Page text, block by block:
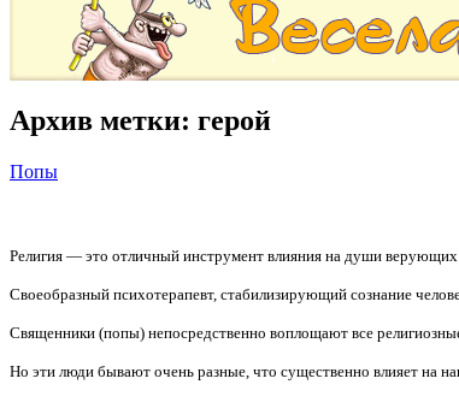
Архив метки: герой
Попы
Религия — это отличный инструмент влияния на души
Своеобразный психотерапевт, стабилизирующий сознание
Священники (попы) непосредственно воплощают все
Но эти люди бывают очень разные, что существенно влияет на